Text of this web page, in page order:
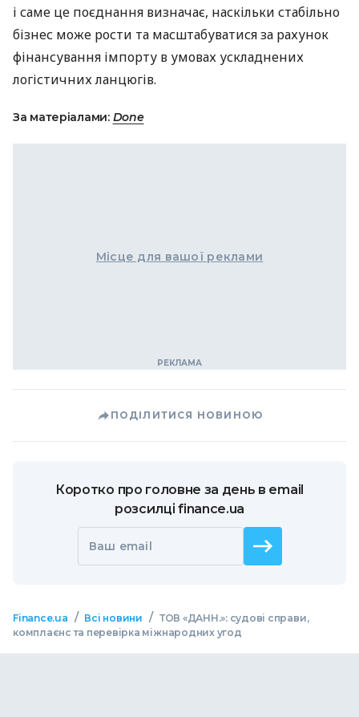
і саме це поєднання визначає, наскільки стабільно
бізнес може рости та масштабуватися за рахунок
фінансування імпорту в умовах ускладнених
логістичних ланцюгів.
За матеріалами: Done
Місце для вашої реклами
ПОДІЛИТИСЯ НОВИНОЮ
Коротко про головне за день в email
розсилці finance.ua
Ваш email
Finance.ua / Всі новини / ТОВ «ДАНН.»: судові справи,
комплаєнс та перевірка міжнародних угод